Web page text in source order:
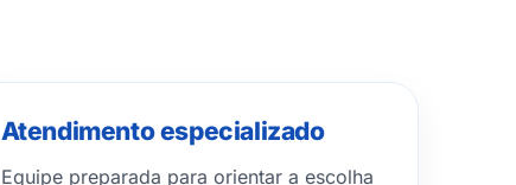
Atendimento especializado
Equipe preparada para orientar a escolha